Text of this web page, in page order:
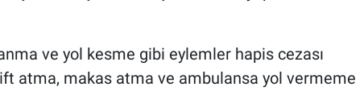
ve yol kesme gibi eylemler hapis cezası
atma, makas atma ve ambulansa yol vermeme